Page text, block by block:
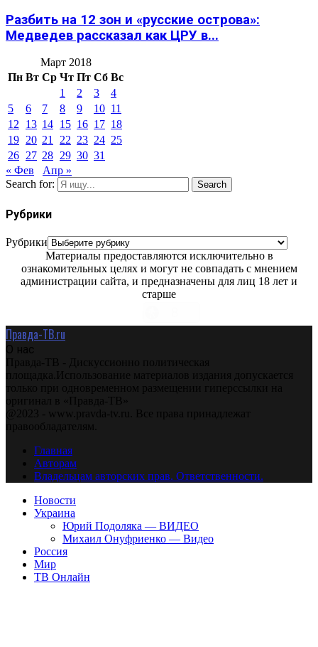
Разбить на 12 зон и «русские острова»:
Медведев рассказал как ЦРУ в...
Март 2018
Пн Вт Ср Чт Пт Сб Вс
1
2 3
4
5
6 7 8 9 10 11
12 13 14 15 16 17 18
19 20 21 22 23 24 25
26 27 28 29 30 31
« Фев
Апр »
Search for:
Search
Рубрики
Рубрики
Материалы предоставляются исключительно в
ознакомительных целях и могут не совпадать с мнением
администрации сайта, и предназначены для лиц 18 лет и
старше
Правда-ТВ.ru
О нас
Правда-ТВ - Дискуссионно политическая
площадка.Использование материалов издания допускается
только при одновременном размещении гиперссылки на
оригинал в «Правда-ТВ»
@2023 - www.pravda-tv.ru. Все права принадлежат
правообладателям.
Главная
Авторам
Владельцам авторских прав. Ответственности.
Новости
Украина
Юрий Подоляка — ВИДЕО
Михаил Онуфриенко — Видео
Россия
Мир
ТВ Онлайн